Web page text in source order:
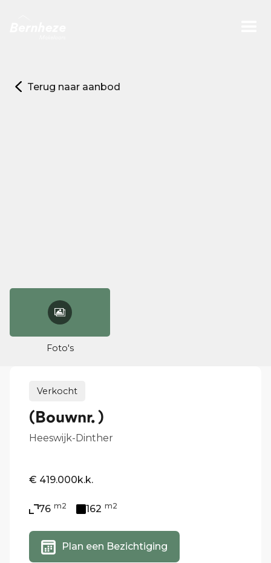
Terug naar aanbod
Foto's
Verkocht
(Bouwnr. )
Heeswijk-Dinther
€ 419.000k.k.
76 m2 162 m2
Plan een Bezichtiging